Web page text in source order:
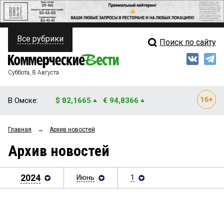
ПОЛИТИКА
ФИНАНСЫ
ОБЩЕСТВО
ЗАКОН
НОВОСТИ КОМПАНИЙ
Свежий выпуск
Блоги
Все рубрики Поиск по сайту
Суббота, 8 Августа
В Омске: $ 82,1665 € 94,8366
Главная → Архив новостей
Архив новостей
2024 Июнь 1